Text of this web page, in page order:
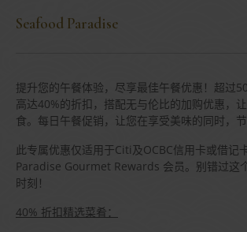
Seafood Paradise
提升您的午餐体验，尽享最佳午餐优惠！超过
高达40%的折扣，搭配无与伦比的加购优惠，
食。每日午餐促销，让您在享受美味的同时，节
此专属优惠仅适用于Citi及OCBC信用卡或借记
Paradise Gourmet Rewards 会员。别错过这
时刻！
40% 折扣精选菜肴：